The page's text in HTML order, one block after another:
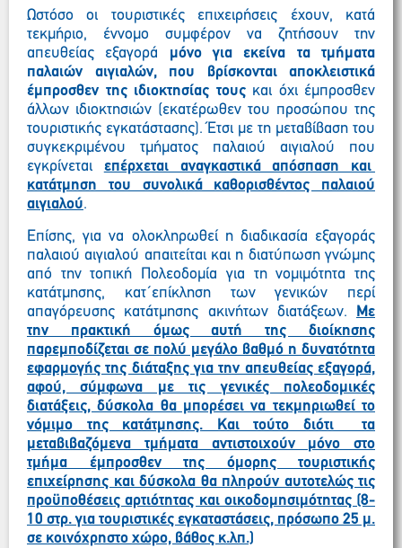
Ωστόσο οι τουριστικές επιχειρήσεις έχουν, κατά
τεκμήριο, έννομο συμφέρον να ζητήσουν την
απευθείας εξαγορά μόνο για εκείνα τα τμήματα
παλαιών αιγιαλών, που βρίσκονται αποκλειστικά
έμπροσθεν της ιδιοκτησίας τουςκαι όχι έμπροσθεν
άλλων ιδιοκτησιών (εκατέρωθεν του προσώπου της
τουριστικής εγκατάστασης). Έτσι με τη μεταβίβαση του
συγκεκριμένου τμήματος παλαιού αιγιαλού που
εγκρίνεται επέρχεται αναγκαστικά απόσπαση και
κατάτμηση του συνολικά καθορισθέντος παλαιού
αιγιαλού.
Επίσης, για να ολοκληρωθεί η διαδικασία εξαγοράς
παλαιού αιγιαλού απαιτείται και η διατύπωση γνώμης
από τηντοπική Πολεοδομία για τη νομιμότητα της
κατάτμησης, κατ΄επίκληση των γενικών περί
απαγόρευσης κατάτμησης ακινήτων διατάξεων.
Με
την πρακτική όμως αυτή της διοίκησης
παρεμποδίζεται σε πολύ μεγάλο βαθμό η δυνατότητα
εφαρμογής της διάταξης για την απευθείας εξαγορά,
αφού, σύμφωνα με τις γενικές πολεοδομικές
διατάξεις, δύσκολα θα μπορέσει να τεκμηριωθεί το
νόμιμο της κατάτμησης. Και τούτο διότι τα
μεταβιβαζόμενα τμήματα αντιστοιχούν μόνο στο
τμήμα έμπροσθεν της όμορης τουριστικής
επιχείρησης και δύσκολα θα πληρούν αυτοτελώς τις
προϋποθέσεις αρτιότητας και οικοδομησιμότητας (8-
10 στρ. για τουριστικές εγκαταστάσεις, πρόσωπο 25 μ.
σε κοινόχρηστο χώρο, βάθος κ.λπ.)